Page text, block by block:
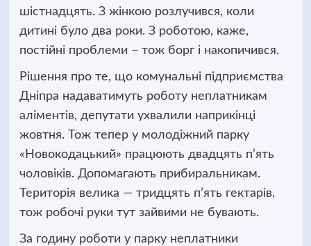
шістнадцять. З жінкою розлучився, коли
дитині було два роки. З роботою, каже,
постійні проблеми – тож борг і накопичився.
Рішення про те, що комунальні підприємства
Дніпра надаватимуть роботу неплатникам
аліментів, депутати ухвалили наприкінці
жовтня. Тож тепер у молодіжний парку
« Новокодацький» працюють двадцять п’ять
чоловіків. Допомагають прибиральникам.
Територія велика — тридцять п’ять гектарів,
тож робочі руки тут зайвими не бувають.
За годину роботи у парку неплатники